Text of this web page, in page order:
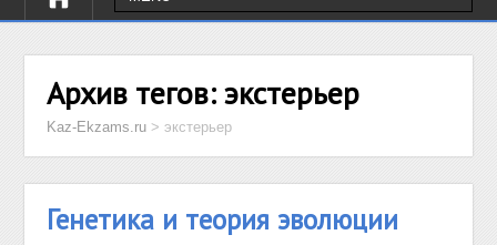
Архив тегов:экстерьер
Kaz-Ekzams.ru >экстерьер
Генетика и теория эволюции